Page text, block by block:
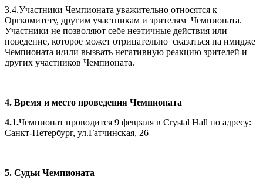
3.4.Участники Чемпионата уважительно относятся к
Оргкомитету, другим участникам и зрителям Чемпионата.
Участники не позволяют себе неэтичные действия или
поведение, которое может отрицательно сказаться на имидже
Чемпионата и/или вызвать негативную реакцию зрителей и
других участников Чемпионата.
4. Время и место проведения Чемпионата
4.1.Чемпионат проводится 9 февраля в Crystal Hall по адресу:
Санкт-Петербург, ул.Гатчинская, 26
5. Судьи Чемпионата